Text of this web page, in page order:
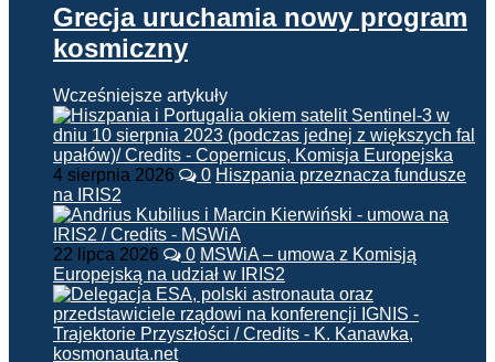
Grecja uruchamia nowy program
kosmiczny
Wcześniejsze artykuły
4 sierpnia 2026 0 Hiszpania przeznacza fundusze
na IRIS2
22 lipca 2026 0 MSWiA – umowa z Komisją
Europejską na udział w IRIS2